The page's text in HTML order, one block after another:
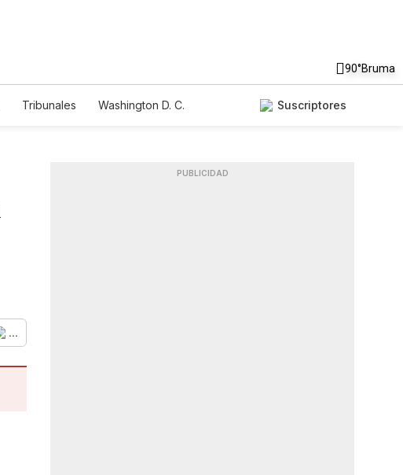
90°Bruma
Tribunales
Washington D. C.
Suscriptores
...
PUBLICIDAD